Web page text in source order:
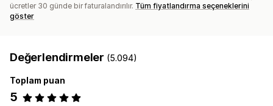
ücretler 30 günde bir faturalandırılır. Tüm fiyatlandırma seçeneklerini
göster
Değerlendirmeler (5.094)
Toplam puan
5